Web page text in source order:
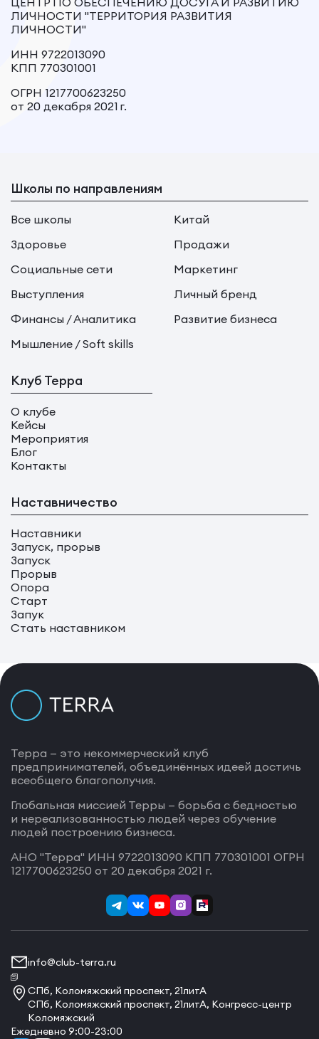
ЛИЧНОСТИ "ТЕРРИТОРИЯ РАЗВИТИЯ
ЛИЧНОСТИ"
ИНН 9722013090
КПП 770301001
ОГРН 1217700623250
от 20 декабря 2021 г.
Школы по направлениям
Все школы
Китай
Здоровье
Продажи
Социальные сети
Маркетинг
Выступления
Личный бренд
Финансы / Аналитика
Развитие бизнеса
Мышление / Soft skills
Клуб Терра
О клубе
Кейсы
Мероприятия
Блог
Контакты
Наставничество
Наставники
Запуск, прорыв
Запуск
Прорыв
Опора
Старт
Запук
Стать наставником
Терра — это некоммерческий клуб
предпринимателей, объединённых идеей достичь
всеобщего благополучия.
Глобальная миссией Терры — борьба с бедностью
и нереализованностью людей через обучение
людей построению бизнеса.
АНО "Терра" ИНН 9722013090 КПП 770301001 ОГРН
1217700623250 от 20 декабря 2021 г.
info@club-terra.ru
СПб, Коломяжский проспект, 21литА
СПб, Коломяжский проспект, 21литА, Конгресс-центр
Коломяжский
Ежедневно 9:00-23:00